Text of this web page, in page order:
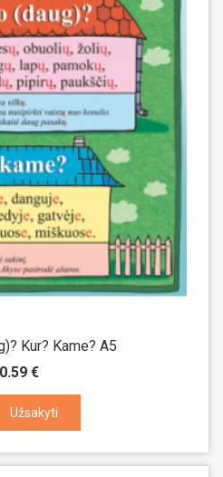
Kur? Kame? A5
0.59 €
Užsakyti
Užsakyti